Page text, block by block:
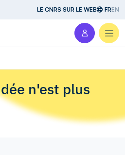
LE CNRS SUR LE WEB FREN
n'est plus